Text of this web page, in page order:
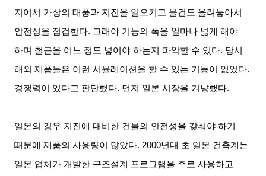
지어서 가상의 태풍과 지진을 일으키고 물건도 올려놓아서
안전성을 점검한다. 그래야 기둥의 폭을 얼마나 넓게 해야
하며 철근을 어느 정도 넣어야 하는지 파악할 수 있다. 당시
해외 제품들은 이런 시뮬레이션을 할 수 있는 기능이 없었다.
경쟁력이 있다고 판단했다. 먼저 일본 시장을 겨냥했다.
일본의 경우 지진에 대비한 건물의 안전성을 갖춰야 하기
때문에 제품의 사용량이 많았다. 2000년대 초 일본 건축계는
일본 업체가 개발한 구조설계 프로그램을 주로 사용하고